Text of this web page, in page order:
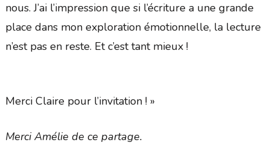
nous. J’ai l’impression que si l’écriture a une grande
place dans mon exploration émotionnelle, la lecture
n’est pas en reste. Et c’est tant mieux !
Merci Claire pour l’invitation ! »
Merci Amélie de ce partage.